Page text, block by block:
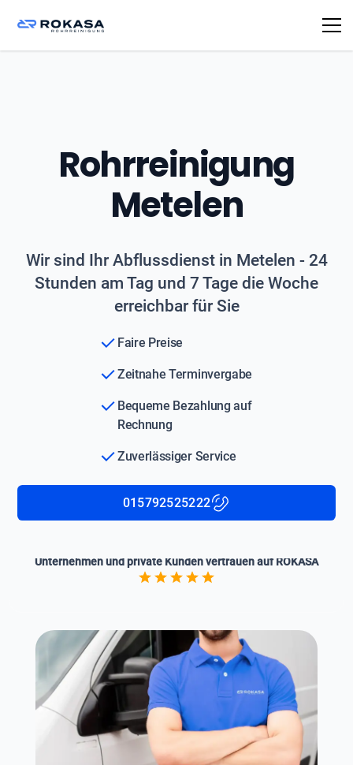
Rohrreinigung
Metelen
Wir sind Ihr Abflussdienst in Metelen - 24
Stunden am Tag und 7 Tage die Woche
erreichbar für Sie
Faire Preise
Zeitnahe Terminvergabe
Bequeme Bezahlung auf
Rechnung
Zuverlässiger Service
015792525222
Unternehmen und private Kunden vertrauen auf ROKASA